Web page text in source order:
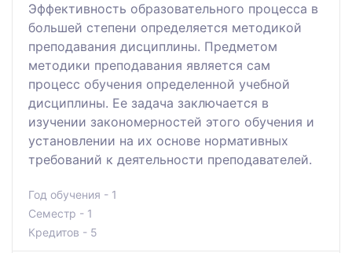
Эффективность образовательного процесса в
большей степени определяется методикой
преподавания дисциплины. Предметом
методики преподавания является сам
процесс обучения определенной учебной
дисциплины. Ее задача заключается в
изучении закономерностей этого обучения и
установлении на их основе нормативных
требований к деятельности преподавателей.
Год обучения - 1
Семестр - 1
Кредитов - 5